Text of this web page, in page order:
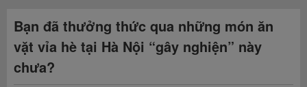
Bạn đã thưởng thức qua những món ăn
vặt vỉa hè tại Hà Nội “gây nghiện” này
chưa?